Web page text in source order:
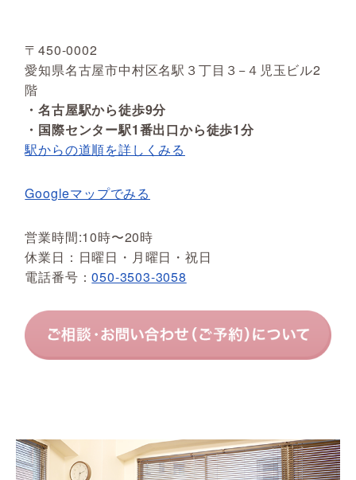
〒450-0002
愛知県名古屋市中村区名駅３丁目３−４児玉ビル2
階
・名古屋駅から徒歩9分
・国際センター駅1番出口から徒歩1分
駅からの道順を詳しくみる
Googleマップでみる
営業時間:10時〜20時
休業日：日曜日・月曜日・祝日
電話番号：050-3503-3058